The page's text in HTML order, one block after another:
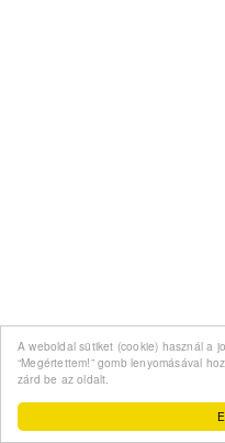
A weboldal sütiket (cookie) használ a
“Megértettem!” gomb lenyomásával
zárd be az oldalt.